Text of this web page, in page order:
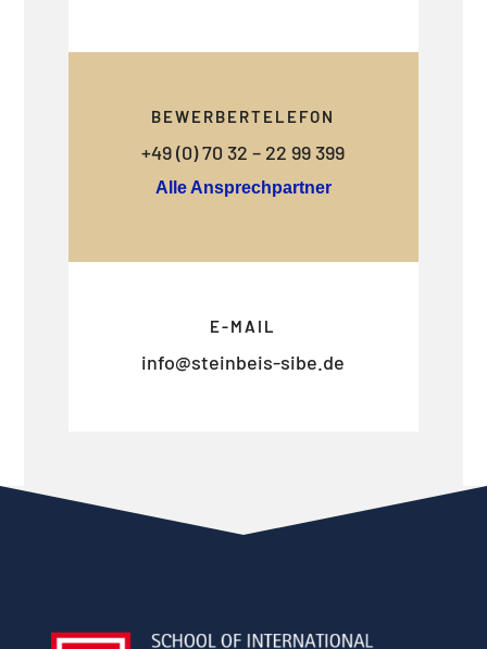
BEWERBERTELEFON
+49 (0) 70 32 – 22 99 399
Alle Ansprechpartner
E-MAIL
info@steinbeis-sibe.de